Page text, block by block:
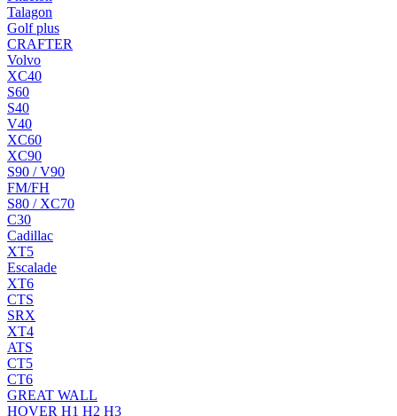
Talagon
Golf plus
CRAFTER
Volvo
XC40
S60
S40
V40
XC60
XC90
S90 / V90
FM/FH
S80 / XC70
C30
Cadillac
XT5
Escalade
XT6
CTS
SRX
XT4
ATS
CT5
CT6
GREAT WALL
HOVER H1 H2 H3